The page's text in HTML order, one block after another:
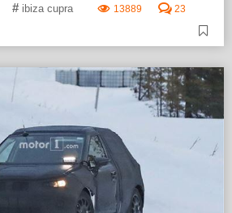
# ibiza cupra 13889 23